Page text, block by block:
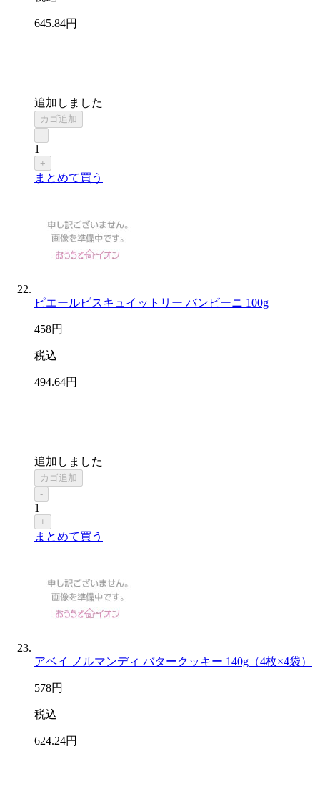
645.84円
追加しました
カゴ追加
-
1
+
まとめて買う
ピエールビスキュイットリー バンビーニ 100g
458円
税込
494.64円
追加しました
カゴ追加
-
1
+
まとめて買う
アベイ ノルマンディ バタークッキー 140g（4枚×4袋）
578円
税込
624.24円